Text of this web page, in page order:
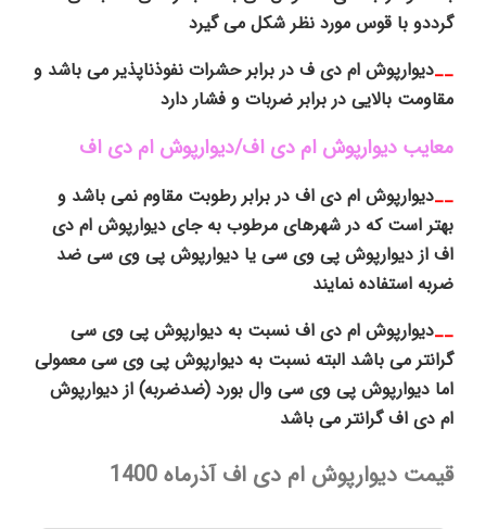
گرددو با قوس مورد نظر شکل می گیرد
__دیوارپوش ام دی ف در برابر حشرات نفوذناپذیر می باشد و
مقاومت بالایی در برابر ضربات و فشار دارد
معایب دیوارپوش ام دی اف/دیوارپوش ام دی اف
__دیوارپوش ام دی اف در برابر رطوبت مقاوم نمی باشد و
بهتر است که در شهرهای مرطوب به جای دیوارپوش ام دی
اف از دیوارپوش پی وی سی یا دیوارپوش پی وی سی ضد
ضربه استفاده نمایند
__دیوارپوش ام دی اف نسبت به دیوارپوش پی وی سی
گرانتر می باشد البته نسبت به دیوارپوش پی وی سی معمولی
اما دیوارپوش پی وی سی وال بورد (ضدضربه) از دیوارپوش
ام دی اف گرانتر می باشد
قیمت دیوارپوش ام دی اف آذرماه 1400